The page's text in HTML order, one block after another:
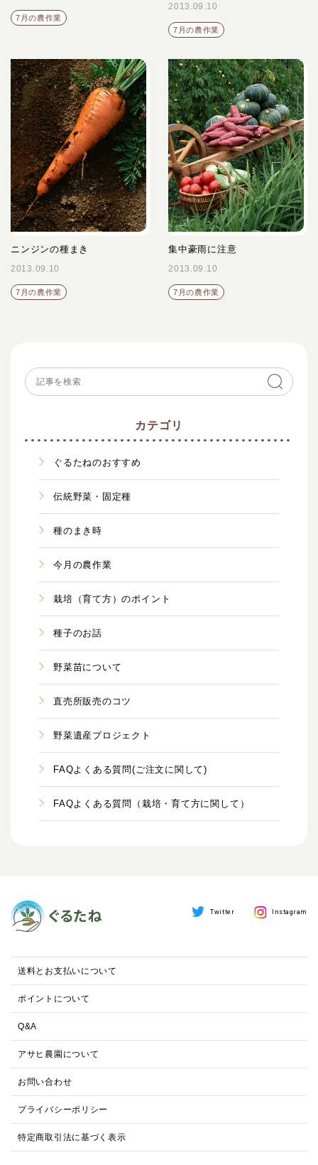
カテゴリ
ぐるたねのおすすめ
伝統野菜・固定種
種のまき時
今月の農作業
栽培（育て方）のポイント
種子のお話
野菜苗について
直売所販売のコツ
野菜遺産プロジェクト
FAQよくある質問(ご注文に関して)
FAQよくある質問（栽培・育て方に関して）
7月の農作業
2013.09.10
7月の農作業
ニンジンの種まき
2013.09.10
7月の農作業
集中豪雨に注意
2013.09.10
7月の農作業
Twitter Instagram
送料とお支払いについて
ポイントについて
Q&A
アサヒ農園について
お問い合わせ
プライバシーポリシー
特定商取引法に基づく表示